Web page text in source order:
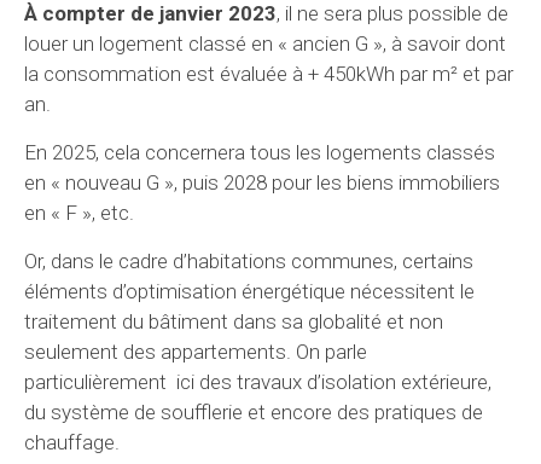
À compter de janvier 2023, il ne sera plus possible de
louer un logement classé en « ancien G », à savoir dont
la consommation est évaluée à + 450kWh par m² et par
an.
En 2025, cela concernera tous les logements classés
en « nouveau G », puis 2028 pour les biens immobiliers
en « F », etc.
Or, dans le cadre d’habitations communes, certains
éléments d’optimisation énergétique nécessitent le
traitement du bâtiment dans sa globalité et non
seulement des appartements. On parle
particulièrement ici des travaux d’isolation extérieure,
du système de soufflerie et encore des pratiques de
chauffage.